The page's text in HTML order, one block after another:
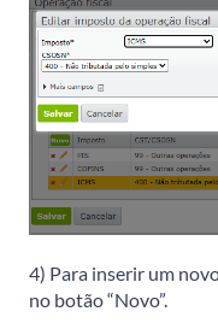
4) Para inserir um
no botão “Novo”.